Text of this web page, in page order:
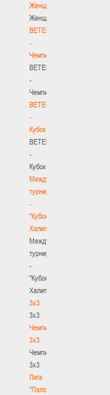
Женщины
Женщины
BETERA
-
Чемпионат
BETERA
-
Чемпионат
BETERA
-
Кубок
BETERA
-
Кубок
Международный
турнир
-
"Кубок
Халипского"
Международный
турнир
-
"Кубок
Халипского"
3x3
3x3
Чемпионат
3х3
Чемпионат
3х3
Лига
"Палова"